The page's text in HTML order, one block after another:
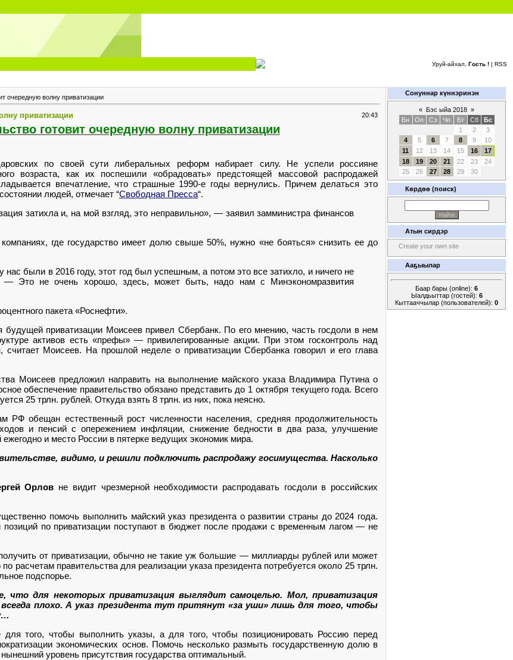
Уруй-айхал, Гость ! | RSS
очередную волну приватизации
приватизации 20:43
готовит очередную волну приватизации
по своей сути либеральных реформ набирает силу. Не успели россияне
возраста, как их поспешили «обрадовать» предстоящей массовой распродажей
впечатление, что страшные 1990-е годы вернулись. Причем делаться это
людей, отмечает “Свободная Пресса“.
затихла и, на мой взгляд, это неправильно», — заявил замминистра финансов
где государство имеет долю свыше 50%, нужно «не бояться» снизить ее до
были в 2016 году, этот год был успешным, а потом это все затихло, и ничего не
Это не очень хорошо, здесь, может быть, надо нам с Минэкономразвития
пакета «Роснефти».
будущей приватизации Моисеев привел Сбербанк. По его мнению, часть госдоли в нем
активов есть «префы» — привилегированные акции. При этом госконтроль над
Моисеев. На прошлой неделе о приватизации Сбербанка говорил и его глава
Моисеев предложил направить на выполнение майского указа Владимира Путина о
обеспечение правительство обязано представить до 1 октября текущего года. Всего
25 трлн. рублей. Откуда взять 8 трлн. из них, пока неясно.
РФ обещан естественный рост численности населения, средняя продолжительность
и пенсий с опережением инфляции, снижение бедности в два раза, улучшение
и место России в пятерке ведущих экономик мира.
видимо, и решили подключить распродажу госимущества. Насколько
Орлов не видит чрезмерной необходимости распродавать госдоли в российских
помочь выполнить майский указ президента о развитии страны до 2024 года.
позиций по приватизации поступают в бюджет после продажи с временным лагом — не
от приватизации, обычно не такие уж большие — миллиарды рублей или может
расчетам правительства для реализации указа президента потребуется около 25 трлн.
подспорье.
что для некоторых приватизация выглядит самоцелью. Мол, приватизация
плохо. А указ президента тут притянут «за уши» лишь для того, чтобы
того, чтобы выполнить указы, а для того, чтобы позиционировать Россию перед
экономических основ. Помочь несколько размыть государственную долю в
уровень присутствия государства оптимальный.
Сонуннар күннэринэн
« Бэс ыйа 2018 »
Бн
Оп Сэ Чп Бт Сб
Бс
1
2
3
4
5 6 7 8 9
10
11
12 13 14 15 16
17
18
19 20 21 22 23
24
25
26 27 28 29 30
Көрдөө (поиск)
Атын сирдэр
Create your own site
Ааҕыылар
Баар бары (online): 6
Ыалдьыттар (гостей): 6
Кыттааччылар (пользователей): 0